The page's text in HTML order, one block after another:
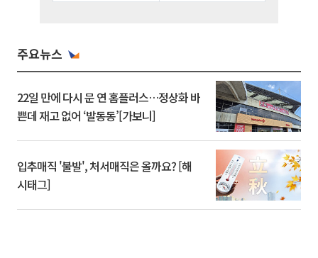
주요뉴스
22일 만에 다시 문 연 홈플러스…정상화 바
쁜데 재고 없어 ‘발동동’[가보니]
입추매직 '불발', 처서매직은 올까요? [해
시태그]